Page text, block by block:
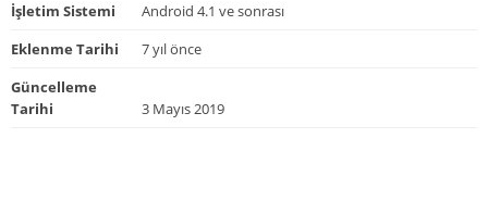
İşletim Sistemi
Android 4.1 ve sonrası
Eklenme Tarihi
7 yıl önce
Güncelleme
Tarihi
3 Mayıs 2019